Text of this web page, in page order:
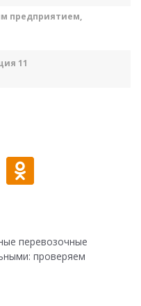
предприятием,
11
перевозочные
проверяем